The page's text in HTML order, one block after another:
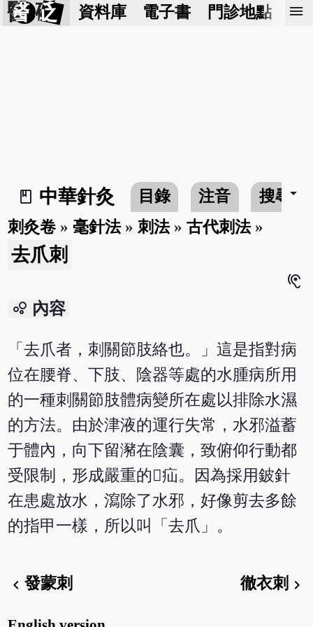
醫 砭 資料庫 電子書 門診地點 預
menu
book_2
中華針灸 目錄 注音 搜尋arrow_drop_down
刺灸卷 »毫針法» 刺法»古代刺法»
去爪刺
hearing
bubble_chart 內容
「去爪者，刺關節肢絡也。」這是指對病
位在腰脊、下肢、陰器等處的水腫病所用
的一種刺關節肢體病變所在處以排除水濕
的方法。由於津液的運行失常，水邪溢蓄
于體內，向下留瀦在陰囊，致俯仰行動都
受限制，形成嚴重的疝。因為採用鈹針
在患處放水，瀉除了水邪，好像剪去多餘
的指甲一樣，所以叫「去爪」。
chevron_left發蒙刺 徹衣刺chevron_right